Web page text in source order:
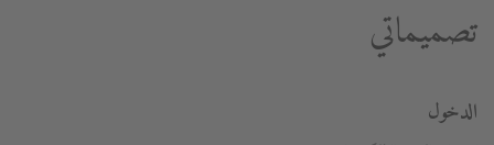
تصميماتي
الدخول